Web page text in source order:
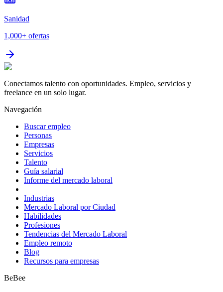
Sanidad
1,000+ ofertas
Conectamos talento con oportunidades. Empleo, servicios y
freelance en un solo lugar.
Navegación
Buscar empleo
Personas
Empresas
Servicios
Talento
Guía salarial
Informe del mercado laboral
Industrias
Mercado Laboral por Ciudad
Habilidades
Profesiones
Tendencias del Mercado Laboral
Empleo remoto
Blog
Recursos para empresas
BeBee